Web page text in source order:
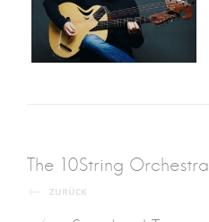
Post
The 10String Orchestra
ZURÜCK